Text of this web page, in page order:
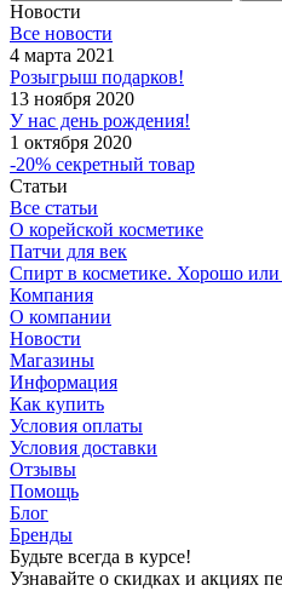
Новости
Все новости
4 марта 2021
Розыгрыш подарков!
13 ноября 2020
У нас день рождения!
1 октября 2020
-20% секретный товар
Статьи
Все статьи
О корейской косметике
Патчи для век
Спирт в косметике. Хорошо или
Компания
О компании
Новости
Магазины
Информация
Как купить
Условия оплаты
Условия доставки
Отзывы
Помощь
Блог
Бренды
Будьте всегда в курсе!
Узнавайте о скидках и акциях